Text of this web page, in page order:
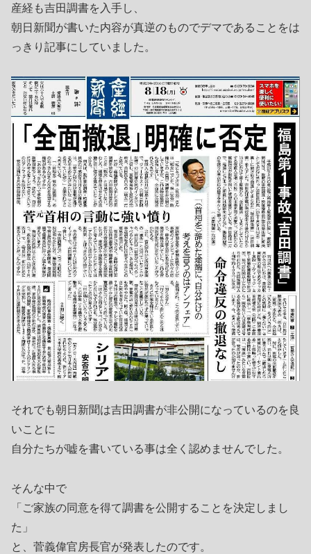
産経も吉田調書を入手し、
朝日新聞が書いた内容が真逆のものでデマであることをは
っきり記事にしていました。
それでも朝日新聞は吉田調書が非公開になっているのを良
いことに
自分たちが嘘を書いている事は全く認めませんでした。
そんな中で
「ご家族の同意を得て調書を公開することを決定しまし
た」
と、菅義偉官房長官が発表したのです。